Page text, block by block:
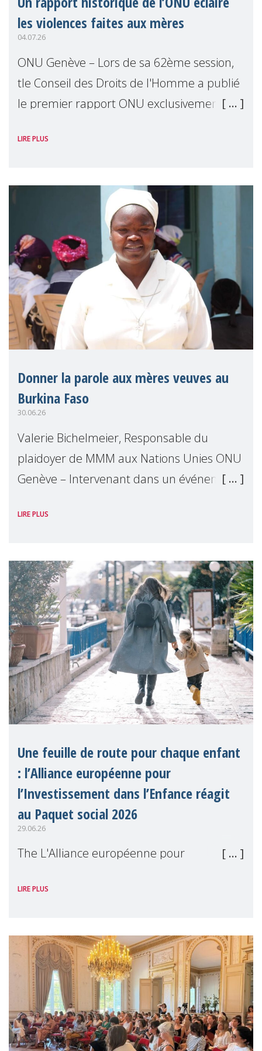
les violences faites aux mères
04.07.26
ONU Genève – Lors de sa 62ème session,
tle Conseil des Droits de l'Homme a publié
le premier rapport ONU exclusivement
de droits. Présenté par Reem Alsalem, the
LIRE PLUS
Donner la parole aux mères veuves au
Burkina Faso
30.06.26
Valerie Bichelmeier, Responsable du
plaidoyer de MMM aux Nations Unies ONU
Genève – Intervenant dans un événement
en marge de la
LIRE PLUS
Une feuille de route pour chaque enfant
: l’Alliance européenne pour
l’Investissement dans l’Enfance réagit
au Paquet social 2026
29.06.26
The L'Alliance européenne pour
anglais), dont MMM est membre, a salué le
européenne comme une avancée
significative pour les droits de
LIRE PLUS